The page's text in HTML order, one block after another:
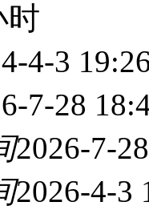
时
4-3
7-28
2026-7-
2026-4-3